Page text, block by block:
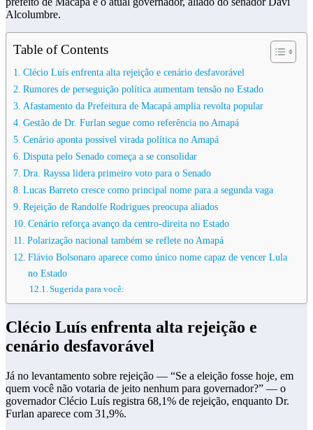
Alcolumbre.
Table of Contents
Clécio Luís enfrenta alta rejeição e cenário desfavorável
Rumores de perseguição política aumentam tensão no Estado
Afastamento da Prefeitura de Macapá amplia revolta popular
Gestão de Dr. Furlan segue como referência no Amapá
Cenário aponta possível virada política no Amapá
Disputa pelo Senado começa a se consolidar
Dra. Rayssa lidera primeiro voto para o Senado
Lucas Barreto cresce como principal nome para a segunda vaga
Rejeição de Randolfe Rodrigues preocupa aliados
Cenário reforça avanço da centro-direita no Estado
Polarização nacional também se reflete no Amapá
Flávio Bolsonaro aparece como único nome capaz de vencer Lula
no Estado
Sugerida para você:
Clécio Luís enfrenta alta rejeição e
cenário desfavorável
Já no levantamento sobre rejeição — “Se a eleição fosse hoje, em
quem você não votaria de jeito nenhum para governador?” — o
governador Clécio Luís registra 68,1% de rejeição, enquanto Dr.
Furlan aparece com 31,9%.